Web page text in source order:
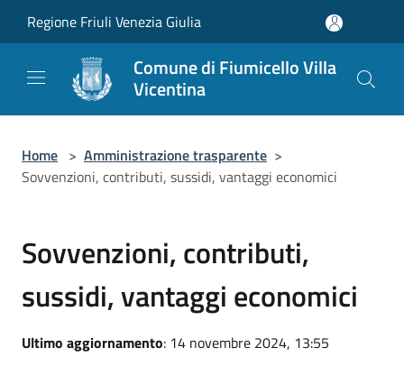
Regione Friuli Venezia Giulia
Comune di Fiumicello Villa
Vicentina
Home > Amministrazione trasparente >
Sovvenzioni, contributi, sussidi, vantaggi economici
Sovvenzioni, contributi,
sussidi, vantaggi economici
Ultimo aggiornamento: 14 novembre 2024, 13:55